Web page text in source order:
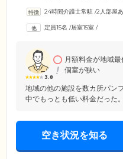
ら、「あったかいご」では入
を軽減しております。感染症
24時間介護士常駐 /2人部屋
定員15名 /居室15室 /
3.8
月額料金が地域
個室が狭い
地域の他の施設を数カ所パン
中でもっとも低い料金だった
空き状況を知る